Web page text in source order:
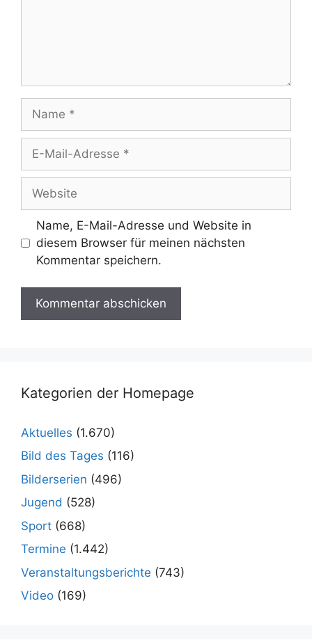
Name
Adresse
Website
Name, E-Mail-Adresse und Website in
diesem Browser für meinen nächsten
Kommentar speichern.
Kategorien der Homepage
Aktuelles (1.670)
Bild des Tages (116)
Bilderserien (496)
Jugend (528)
Sport (668)
Termine (1.442)
Veranstaltungsberichte (743)
Video (169)